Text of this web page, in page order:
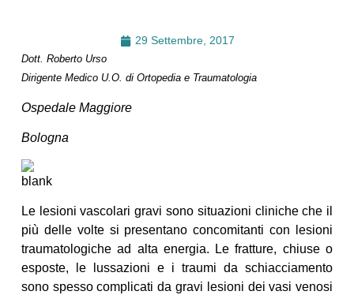
29 Settembre, 2017
Dott. Roberto Urso
Dirigente Medico U.O. di Ortopedia e Traumatologia
Ospedale Maggiore
Bologna
Le lesioni vascolari gravi sono situazioni cliniche che il
più delle volte si presentano concomitanti con lesioni
traumatologiche ad alta energia. Le fratture, chiuse o
esposte, le lussazioni e i traumi da schiacciamento
sono spesso complicati da gravi lesioni dei vasi venosi